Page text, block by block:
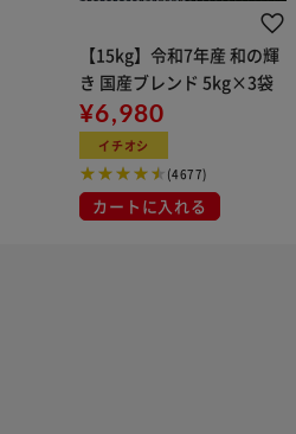
【15kg】令和7年産 和の輝
き 国産ブレンド 5kg×3袋
¥6,980
イチオシ
(4677)
カートに入れる